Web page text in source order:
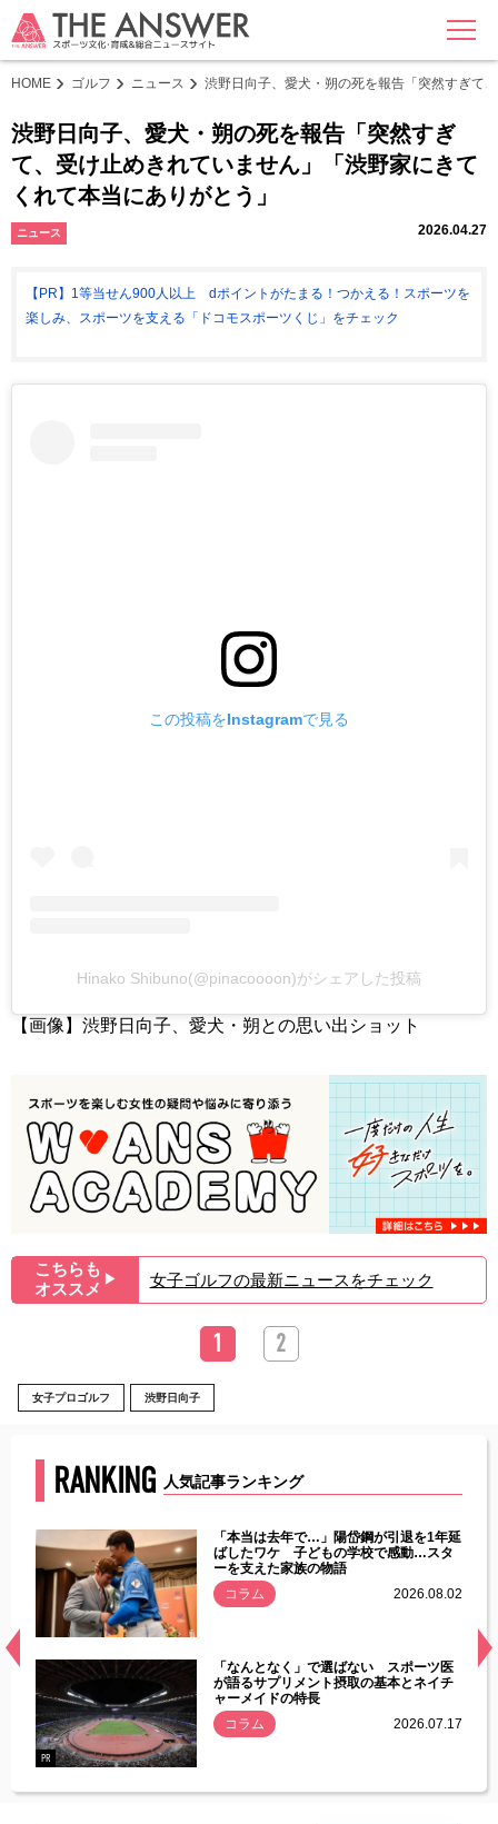
MENU
HOME ゴルフ ニュース 渋野日向子、愛犬・朔の死を報告「突然すぎて
渋野日向子、愛犬・朔の死を報告「突然すぎ
て、受け止めきれていません」「渋野家にきて
くれて本当にありがとう」
ニュース 2026.04.27
【PR】1等当せん900人以上 dポイントがたまる！つかえる！スポーツを
楽しみ、スポーツを支える「ドコモスポーツくじ」をチェック
この投稿をInstagramで見る
Hinako Shibuno(@pinacoooon)がシェアした投稿
【画像】渋野日向子、愛犬・朔との思い出ショット
こちらも
オススメ ▶︎ 女子ゴルフの最新ニュースをチェック
1 2
女子プロゴルフ 渋野日向子
RANKING 人気記事ランキング
常
「本当は去年で…」陽岱鋼が引退を1年延
ばしたワケ 子どもの学校で感動…スタ
ーを支えた家族の物語
コラム
2026.08.02
PR
「なんとなく」で選ばない スポーツ医
が語るサプリメント摂取の基本とネイチ
ャーメイドの特長
コラム
2026.07.17